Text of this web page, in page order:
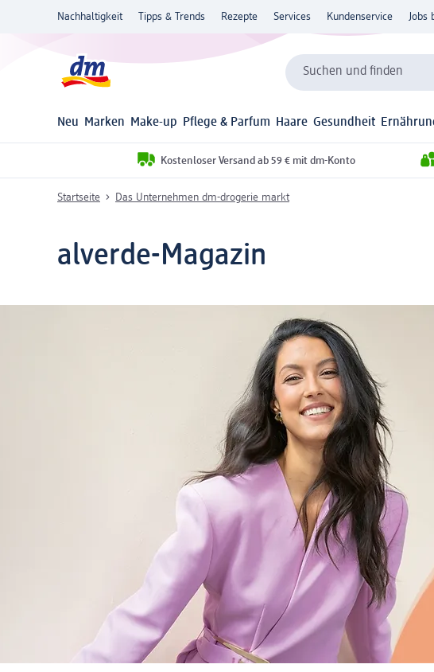
Nachhaltigkeit Tipps & Trends Rezepte Services Kundenservice Jobs
Suchen und finden
Neu Marken Make-up Pflege & Parfum Haare Gesundheit
Kostenloser Versand ab 59 € mit dm-Konto
Startseite Das Unternehmen dm-drogerie markt
alverde-Magazin